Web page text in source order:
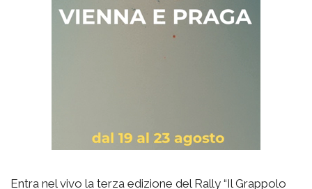
Entra nel vivo la terza edizione del Rally “Il Grappolo